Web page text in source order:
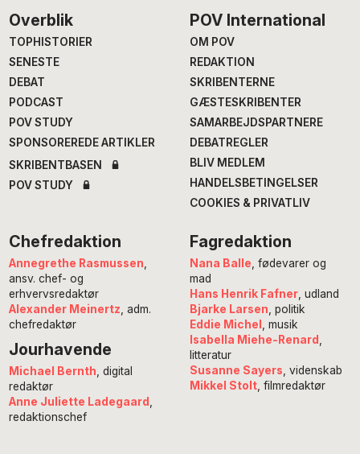
Footer
Overblik
TOPHISTORIER
SENESTE
DEBAT
PODCAST
POV STUDY
SPONSOREREDE ARTIKLER
SKRIBENTBASEN
POV STUDY
POV International
OM POV
REDAKTION
SKRIBENTERNE
GÆSTESKRIBENTER
SAMARBEJDSPARTNERE
DEBATREGLER
BLIV MEDLEM
HANDELSBETINGELSER
COOKIES & PRIVATLIV
Chefredaktion
Annegrethe Rasmussen,
ansv. chef- og
erhvervsredaktør
Alexander Meinertz, adm.
chefredaktør
Jourhavende
Michael Bernth , digital
redaktør
Anne Juliette Ladegaard
redaktionschef
Fagredaktion
Nana Balle, fødevarer og
mad
Hans Henrik Fafner, udland
Bjarke Larsen, politik
Eddie Michel , musik
Isabella Miehe-Renard ,
litteratur
Susanne Sayers, videnskab
Mikkel Stolt, filmredaktør